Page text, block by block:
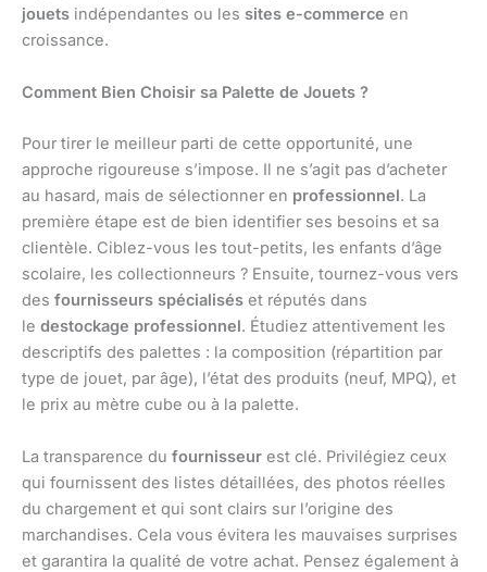
jouets indépendantes ou les sites e-commerce en
croissance.
Comment Bien Choisir sa Palette de Jouets ?
Pour tirer le meilleur parti de cette opportunité, une
approche rigoureuse s’impose. Il ne s’agit pas d’acheter
au hasard, mais de sélectionner en professionnel. La
première étape est de bien identifier ses besoins et sa
clientèle. Ciblez-vous les tout-petits, les enfants d’âge
scolaire, les collectionneurs ? Ensuite, tournez-vous vers
des fournisseurs spécialisés et réputés dans
le destockage professionnel. Étudiez attentivement les
descriptifs des palettes : la composition (répartition par
type de jouet, par âge), l’état des produits (neuf, MPQ), et
le prix au mètre cube ou à la palette.
La transparence du fournisseur est clé. Privilégiez ceux
qui fournissent des listes détaillées, des photos réelles
du chargement et qui sont clairs sur l’origine des
marchandises. Cela vous évitera les mauvaises surprises
et garantira la qualité de votre achat. Pensez également à